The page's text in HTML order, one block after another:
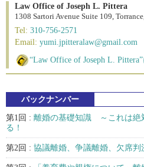
Law Office of Joseph L. Pittera
1308 Sartori Avenue Suite 109,
Tel: 310-756-2571
Email: yumi.jpitteralaw@gmail.com
“Law Office of Joseph L.
バックナンバー
第1回 : 離婚の基礎知識 ～これは絶
る！
第2回 : 協議離婚、争議離婚、欠席判